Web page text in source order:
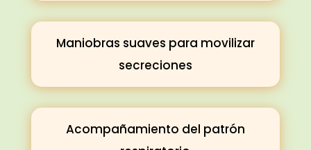
Maniobras suaves para movilizar
secreciones
Acompañamiento del patrón